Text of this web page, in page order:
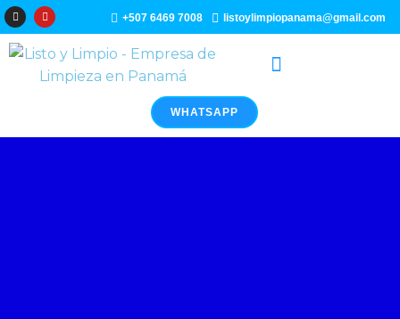
Ir
al
contenido
I
n
s
t
a
Y
o
u
u
b
e
+507 6469 7008 listoylimpiopanama@gmail.com
WHATSAPP